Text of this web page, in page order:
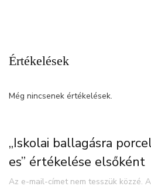
Értékelések
Még nincsenek értékelések.
„Iskolai ballagásra
es” értékelése elsőként
Az e-mail-címet nem tesszük közzé.